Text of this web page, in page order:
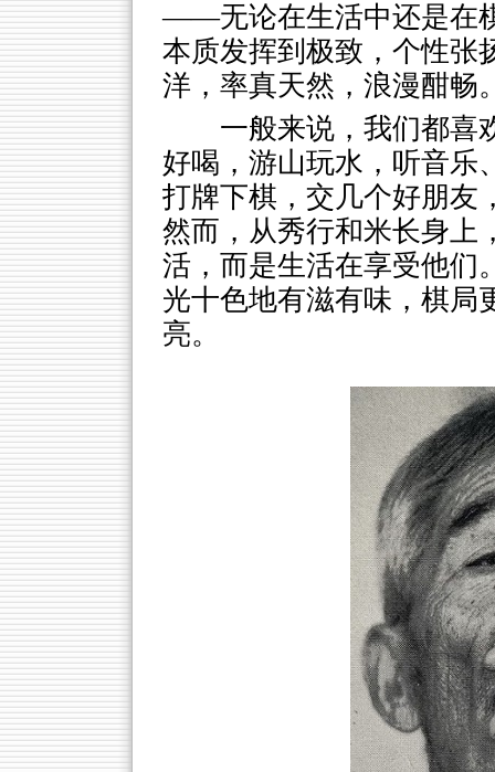
——无论在生活中还是在
本质发挥到极致，个性张
洋，率真天然，浪漫酣畅
一般来说，我们都喜
好喝，游山玩水，听音乐
打牌下棋，交几个好朋友
然而，从秀行和米长身上
活，而是生活在享受他们
光十色地有滋有味，棋局
亮。